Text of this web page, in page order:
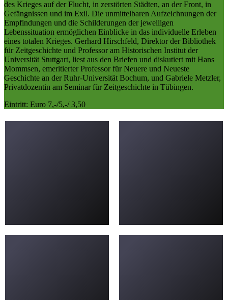
des Krieges auf der Flucht, in zerstörten Städten, an der Front, in
Gefängnissen und im Exil. Die unmittelbaren Aufzeichnungen der
Empfindungen und die Schilderungen der jeweiligen
Lebenssituation ermöglichen Einblicke in das individuelle Erleben
eines totalen Krieges. Gerhard Hirschfeld, Direktor der Bibliothek
für Zeitgeschichte und Professor am Historischen Institut der
Universität Stuttgart, liest aus den Briefen und diskutiert mit Hans
Mommsen, emeritierter Professor für Neuere und Neueste
Geschichte an der Ruhr-Universität Bochum, und Gabriele Metzler,
Privatdozentin am Seminar für Zeitgeschichte in Tübingen.
Eintritt: Euro 7,-/5,-/ 3,50